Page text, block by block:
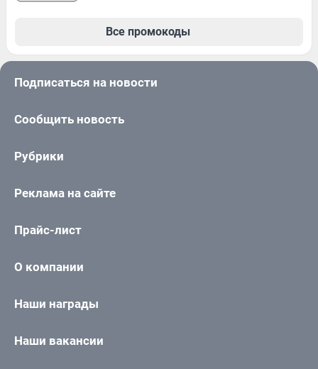
Все промокоды
Подписаться на новости
Сообщить новость
Рубрики
Реклама на сайте
Прайс-лист
О компании
Наши награды
Наши вакансии